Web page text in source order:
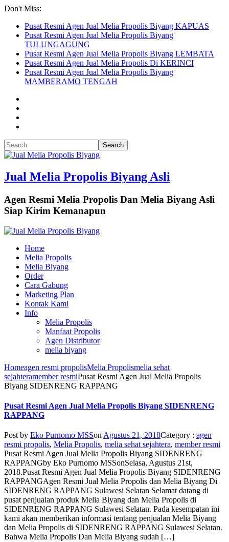
Don't Miss:
Pusat Resmi Agen Jual Melia Propolis Biyang KAPUAS
Pusat Resmi Agen Jual Melia Propolis Biyang
TULUNGAGUNG
Pusat Resmi Agen Jual Melia Propolis Biyang LEMBATA
Pusat Resmi Agen Jual Melia Propolis Di KERINCI
Pusat Resmi Agen Jual Melia Propolis Biyang
MAMBERAMO TENGAH
Jual Melia Propolis Biyang Asli
Agen Resmi Melia Propolis Dan Melia Biyang Asli
Siap Kirim Kemanapun
Home
Melia Propolis
Melia Biyang
Order
Cara Gabung
Marketing Plan
Kontak Kami
Info
Melia Propolis
Manfaat Propolis
Agen Distributor
melia biyang
Homeagen resmi propolisMelia Propolismelia sehat
sejahteramember resmiPusat Resmi Agen Jual Melia Propolis
Biyang SIDENRENG RAPPANG
Pusat Resmi Agen Jual Melia Propolis Biyang SIDENRENG
RAPPANG
Post by Eko Purnomo MSSon Agustus 21, 2018Category : agen
resmi propolis, Melia Propolis, melia sehat sejahtera, member resmi
Pusat Resmi Agen Jual Melia Propolis Biyang SIDENRENG
RAPPANGby Eko Purnomo MSSonSelasa, Agustus 21st,
2018.Pusat Resmi Agen Jual Melia Propolis Biyang SIDENRENG
RAPPANGAgen Resmi Jual Melia Propolis dan Melia Biyang Di
SIDENRENG RAPPANG Sulawesi Selatan Selamat datang di
pusat penjualan produk Melia Biyang dan Melia Propolis di
SIDENRENG RAPPANG Sulawesi Selatan. Pada kesempatan ini
kami akan memberikan informasi tentang penjualan Melia Biyang
dan Melia Propolis di SIDENRENG RAPPANG Sulawesi Selatan.
Bahwa Melia Propolis Dan Melia Biyang sudah […]